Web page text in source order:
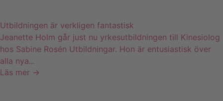
Utbildningen är verkligen fantastisk
Jeanette Holm går just nu yrkesutbildningen till Kinesiolog
hos Sabine Rosén Utbildningar. Hon är entusiastisk över
alla nya...
Läs mer →